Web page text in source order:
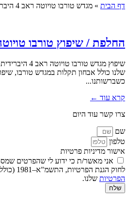
דף הבית » מגדש טורבו טויוטה ראב 4 היברידית
החלפת / שיפוץ טורבו טויוטה ראב 4
שיפוץ מגדש
שלנו כולל אבחון תקלות במגדש טורבו,
כשברשותנו...
קרא עוד ←
צרו קשר עוד היום
שם
טלפון
אישור מדיניות פרטיות
אני מאשר/ת כי ידוע לי שהפרטים
לחוק הגנת הפרטיות, התשמ"א–1981 (כולל תיקון 13), ובהתאם ל
הפרטיות שלנו.
שלח